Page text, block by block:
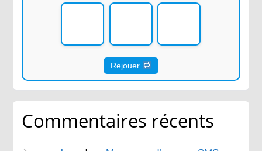
Rejouer
Commentaires récents